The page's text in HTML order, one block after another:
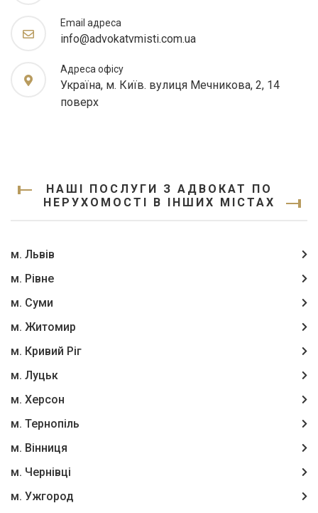
Email адреса
info@advokatvmisti.com.ua
Адреса офісу
Україна, м. Київ. вулиця Мечникова, 2, 14
поверх
НАШІ ПОСЛУГИ З АДВОКАТ ПО
НЕРУХОМОСТІ В ІНШИХ МІСТАХ
м. Львів
м. Рівне
м. Суми
м. Житомир
м. Кривий Ріг
м. Луцьк
м. Херсон
м. Тернопіль
м. Вінниця
м. Чернівці
м. Ужгород